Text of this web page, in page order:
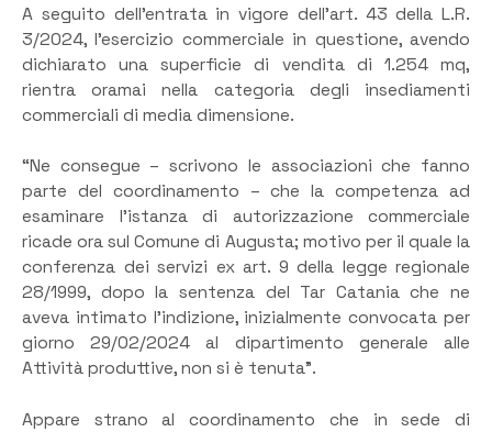
A seguito dell’entrata in vigore dell’art. 43 della L.R.
3/2024, l’esercizio commerciale in questione, avendo
dichiarato una superficie di vendita di 1.254 mq,
rientra oramai nella categoria degli insediamenti
commerciali di media dimensione.
“Ne consegue – scrivono le associazioni che fanno
parte del coordinamento – che la competenza ad
esaminare l’istanza di autorizzazione commerciale
ricade ora sul Comune di Augusta; motivo per il quale la
conferenza dei servizi ex art. 9 della legge regionale
28/1999, dopo la sentenza del Tar Catania che ne
aveva intimato l’indizione, inizialmente convocata per
giorno 29/02/2024 al dipartimento generale alle
Attività produttive, non si è tenuta”.
Appare strano al coordinamento che in sede di